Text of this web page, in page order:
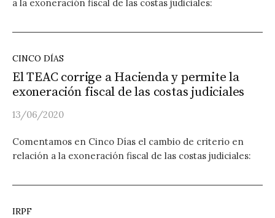
a la exoneración fiscal de las costas judiciales:
CINCO DÍAS
El TEAC corrige a Hacienda y permite la
exoneración fiscal de las costas judiciales
13/06/2020
Comentamos en Cinco Días el cambio de criterio en
relación a la exoneración fiscal de las costas judiciales:
IRPF